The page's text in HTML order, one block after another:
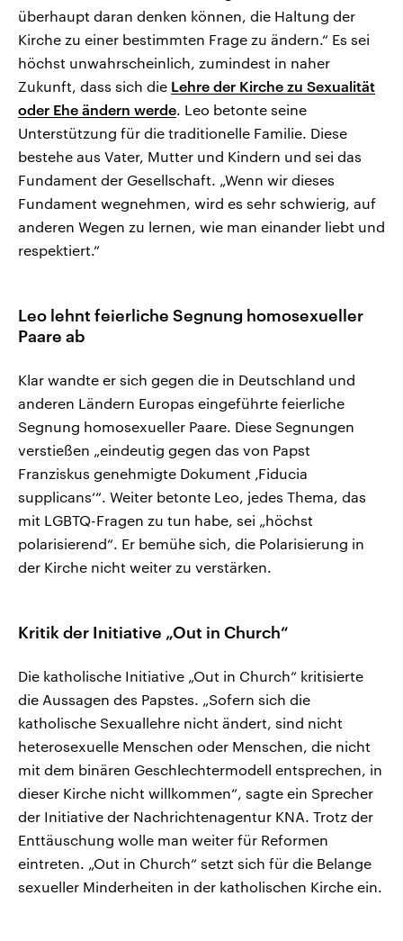
überhaupt daran denken können, die Haltung der
Kirche zu einer bestimmten Frage zu ändern.“ Es sei
höchst unwahrscheinlich, zumindest in naher
Zukunft, dass sich die Lehre der Kirche zu Sexualität
oder Ehe ändern werde. Leo betonte seine
Unterstützung für die traditionelle Familie. Diese
bestehe aus Vater, Mutter und Kindern und sei das
Fundament der Gesellschaft. „Wenn wir dieses
Fundament wegnehmen, wird es sehr schwierig, auf
anderen Wegen zu lernen, wie man einander liebt und
respektiert.“
Leo lehnt feierliche Segnung homosexueller
Paare ab
Klar wandte er sich gegen die in Deutschland und
anderen Ländern Europas eingeführte feierliche
Segnung homosexueller Paare. Diese Segnungen
verstießen „eindeutig gegen das von Papst
Franziskus genehmigte Dokument ‚Fiducia
supplicans‘“. Weiter betonte Leo, jedes Thema, das
mit LGBTQ-Fragen zu tun habe, sei „höchst
polarisierend“. Er bemühe sich, die Polarisierung in
der Kirche nicht weiter zu verstärken.
Kritik der Initiative „Out in Church“
Die katholische Initiative „Out in Church“ kritisierte
die Aussagen des Papstes. „Sofern sich die
katholische Sexuallehre nicht ändert, sind nicht
heterosexuelle Menschen oder Menschen, die nicht
mit dem binären Geschlechtermodell entsprechen, in
dieser Kirche nicht willkommen“, sagte ein Sprecher
der Initiative der Nachrichtenagentur KNA. Trotz der
Enttäuschung wolle man weiter für Reformen
eintreten. „Out in Church“ setzt sich für die Belange
sexueller Minderheiten in der katholischen Kirche ein.